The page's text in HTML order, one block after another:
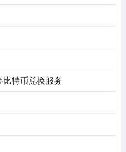
。
系统字体都支持，
特币兑换服务